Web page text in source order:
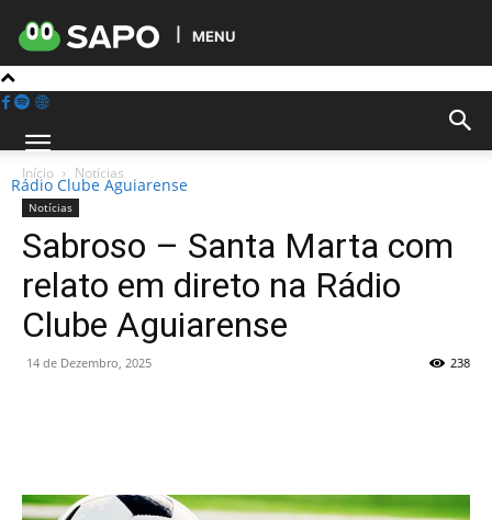
MENU
Rádio Clube Aguiarense
Início Notícias
Notícias
Sabroso – Santa Marta com
relato em direto na Rádio
Clube Aguiarense
14 de Dezembro, 2025 238